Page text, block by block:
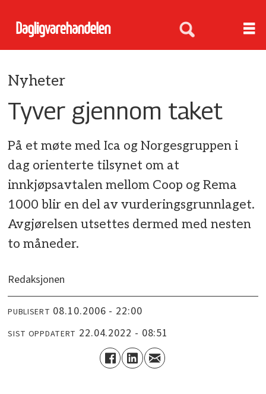
Nyheter
Tyver gjennom taket
På et møte med Ica og Norgesgruppen i
dag orienterte tilsynet om at
innkjøpsavtalen mellom Coop og Rema
1000 blir en del av vurderingsgrunnlaget.
Avgjørelsen utsettes dermed med nesten
to måneder.
Redaksjonen
PUBLISERT 08.10.2006 - 22:00
SIST OPPDATERT 22.04.2022 - 08:51